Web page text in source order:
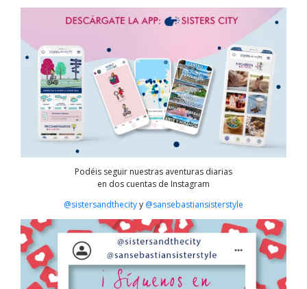
Podéis seguir nuestras aventuras diarias
en dos cuentas de Instagram
@sistersandthecityy @sansebastiansisterstyle